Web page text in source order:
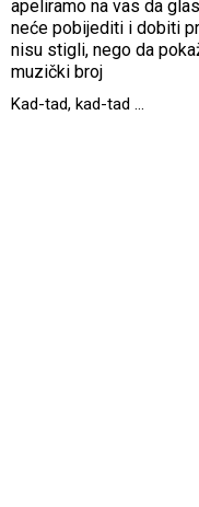
apeliramo na vas da
neće pobijediti i dobiti
nisu stigli, nego da
muzički broj
Kad-tad, kad-tad ...